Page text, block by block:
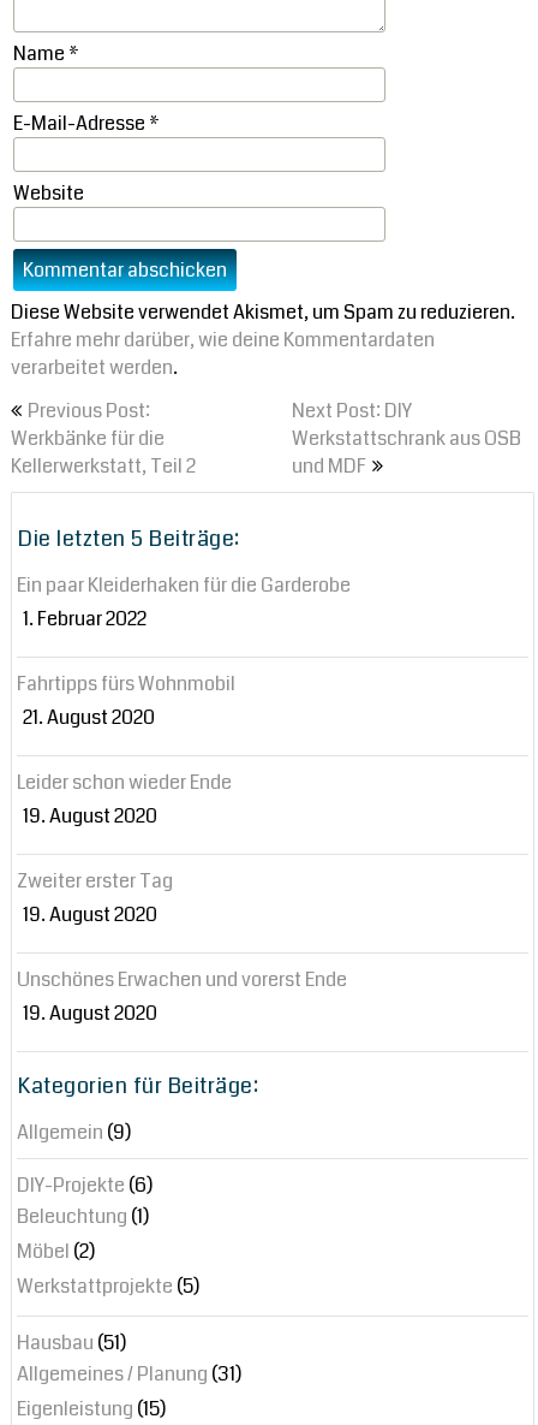
Name *
E-Mail-Adresse *
Website
Diese Website verwendet Akismet, um Spam zu reduzieren.
Erfahre mehr darüber, wie deine Kommentardaten
verarbeitet werden.
Beitragsnavigation
Previous Post:
Werkbänke für die
Kellerwerkstatt, Teil 2
Next Post: DIY
Werkstattschrank aus OSB
und MDF
Die letzten 5 Beiträge:
Ein paar Kleiderhaken für die Garderobe
1. Februar 2022
Fahrtipps fürs Wohnmobil
21. August 2020
Leider schon wieder Ende
19. August 2020
Zweiter erster Tag
19. August 2020
Unschönes Erwachen und vorerst Ende
19. August 2020
Kategorien für Beiträge:
Allgemein (9)
DIY-Projekte (6)
Beleuchtung (1)
Möbel (2)
Werkstattprojekte (5)
Hausbau (51)
Allgemeines / Planung (31)
Eigenleistung (15)